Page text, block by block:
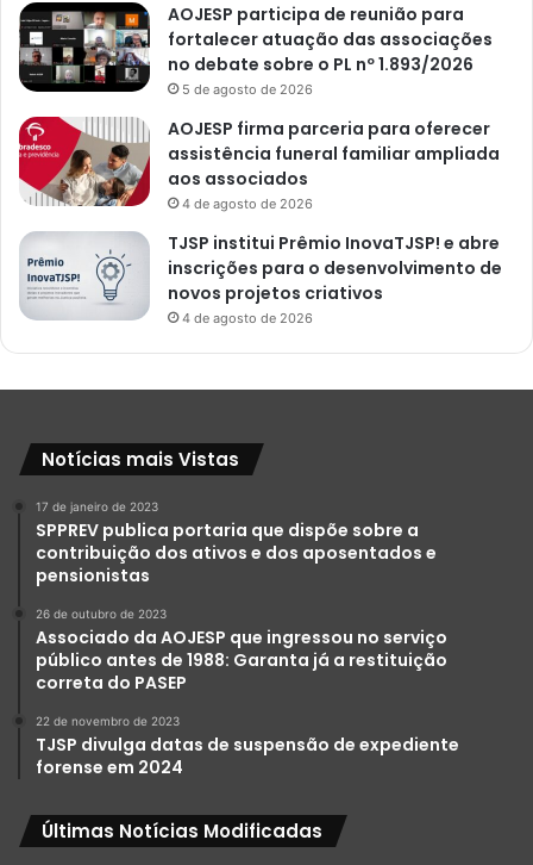
AOJESP participa de reunião para
fortalecer atuação das associações
no debate sobre o PL nº 1.893/2026
5 de agosto de 2026
AOJESP firma parceria para oferecer
assistência funeral familiar ampliada
aos associados
4 de agosto de 2026
TJSP institui Prêmio InovaTJSP! e abre
inscrições para o desenvolvimento de
novos projetos criativos
4 de agosto de 2026
Notícias mais Vistas
17 de janeiro de 2023
SPPREV publica portaria que dispõe sobre a
contribuição dos ativos e dos aposentados e
pensionistas
26 de outubro de 2023
Associado da AOJESP que ingressou no serviço
público antes de 1988: Garanta já a restituição
correta do PASEP
22 de novembro de 2023
TJSP divulga datas de suspensão de expediente
forense em 2024
Últimas Notícias Modificadas